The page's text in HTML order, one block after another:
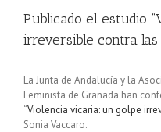
Publicado el estudio
irreversible contra las
La Junta de Andalucía y la
Feminista de Granada han
“Violencia vicaria: un golpe
Sonia Vaccaro.